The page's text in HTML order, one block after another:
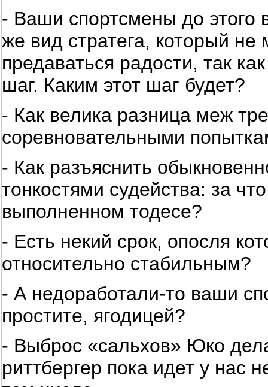
- Ваши спортсмены до этого
же вид стратега, который
предаваться радости, так
шаг. Каким этот шаг будет?
- Как велика разница меж
соревновательными
- Как разъяснить
тонкостями судейства: за
выполненном тодесе?
- Есть некий срок, опосля
относительно стабильным?
- А недоработали-то ваши
простите, ягодицей?
- Выброс «сальхов» Юко
риттбергер пока идет у нас